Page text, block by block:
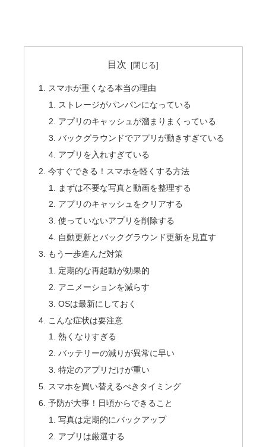
目次
スマホが重くなる本当の理由
ストレージがパンパンになっている
アプリのキャッシュが溜まりまくっている
バックグラウンドでアプリが動きすぎている
アプリを入れすぎている
今すぐできる！スマホを軽くする方法
まずは不要な写真と動画を整理する
アプリのキャッシュをクリアする
使っていないアプリを削除する
自動更新とバックグラウンド更新を見直す
もう一歩進んだ対策
定期的な再起動が効果的
アニメーションを減らす
OSは最新にしておく
こんな症状は要注意
熱くなりすぎる
バッテリーの減りが異常に早い
特定のアプリだけが重い
スマホを買い替えるべきタイミング
予防が大事！日頃からできること
写真は定期的にバックアップ
アプリは厳選する